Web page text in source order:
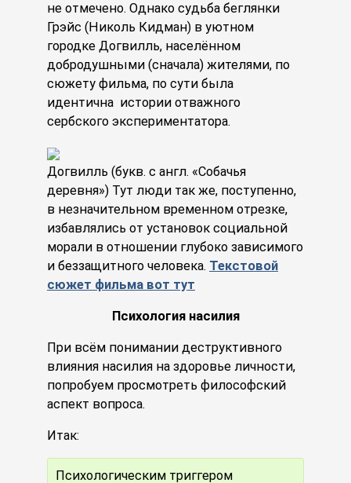
не отмечено. Однако судьба беглянки
Грэйс (Николь Кидман) в уютном
городке Догвилль, населённом
добродушными (сначала) жителями, по
сюжету фильма, по сути была
идентична истории отважного
сербского экспериментатора.
Догвилль (букв. с англ. «Собачья
деревня») Тут люди так же, поступенно,
в незначительном временном отрезке,
избавлялись от установок социальной
морали в отношении глубоко зависимого
и беззащитного человека. Текстовой
сюжет фильма вот тут
Психология насилия
При всём понимании деструктивного
влияния насилия на здоровье личности,
попробуем просмотреть философский
аспект вопроса.
Итак:
Психологическим триггером